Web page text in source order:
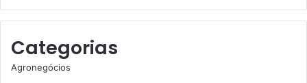
Categorias
Agronegócios